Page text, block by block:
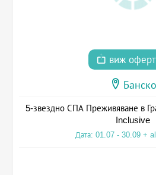
виж
Банско
5-звездно СПА Преживяване в
Inclusive
Дата: 01.07 - 30.09 +